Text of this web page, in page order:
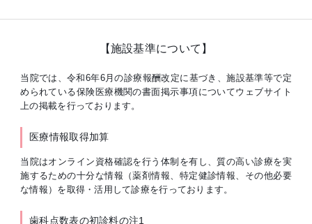
【施設基準について】
当院では、令和6年6月の診療報酬改定に基づき、施設基準等で定
められている保険医療機関の書面掲示事項についてウェブサイト
上の掲載を行っております。
医療情報取得加算
当院はオンライン資格確認を行う体制を有し、質の高い診療を実
施するための十分な情報（薬剤情報、特定健診情報、その他必要
な情報）を取得・活用して診療を行っております。
歯科点数表の初診料の注1